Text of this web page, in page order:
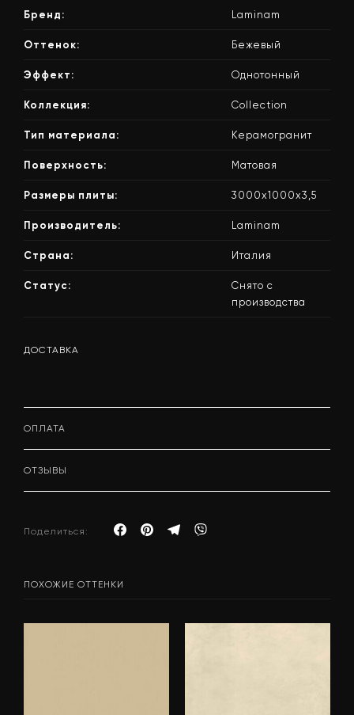
Бренд: Laminam
Оттенок: Бежевый
Эффект: Однотонный
Коллекция: Collection
Тип материала: Керамогранит
Поверхность: Матовая
Размеры плиты: 3000х1000х3,5
Производитель: Laminam
Страна: Италия
Статус:
Снято с
производства
ДОСТАВКА
ОПЛАТА
ОТЗЫВЫ
Поделиться:
ПОХОЖИЕ ОТТЕНКИ